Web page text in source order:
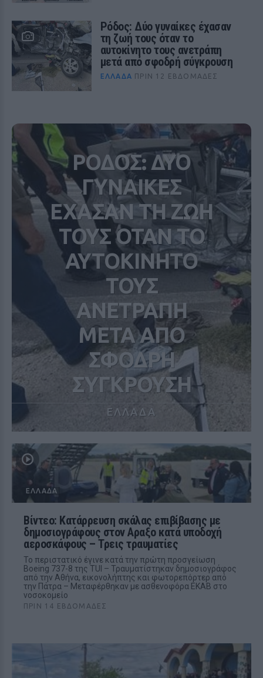
Ρόδος: Δύο γυναίκες έχασαν
τη ζωή τους όταν το
αυτοκίνητο τους ανετράπη
μετά από σφοδρή σύγκρουση
ΕΛΛΆΔΑ ΠΡΙΝ 12 ΕΒΔΟΜΆΔΕΣ
ΡΟΔΟΣ: ΔΥΟ
ΓΥΝΑΙΚΕΣ
ΕΧΑΣΑΝ ΤΗ ΖΩΗ
ΤΟΥΣ ΟΤΑΝ ΤΟ
ΑΥΤΟΚΙΝΗΤΟ
ΤΟΥΣ
ΑΝΕΤΡΑΠΗ
ΜΕΤΑ ΑΠΟ
ΣΦΟΔΡΗ
ΣΥΓΚΡΟΥΣΗ
ΕΛΛΑΔΑ
ΕΛΛΆΔΑ
Βίντεο: Κατάρρευση σκάλας επιβίβασης με
δημοσιογράφους στον Αραξο κατά υποδοχή
αεροσκάφους – Τρεις τραυματίες
Το περιστατικό έγινε κατά την πρώτη προσγείωση
Boeing 737-8 της TUI – Τραυματίστηκαν δημοσιογράφος
από την Αθήνα, εικονολήπτης και φωτορεπόρτερ από
την Πάτρα – Μεταφέρθηκαν με ασθενοφόρα ΕΚΑΒ στο
νοσοκομείο
ΠΡΙΝ 14 ΕΒΔΟΜΆΔΕΣ